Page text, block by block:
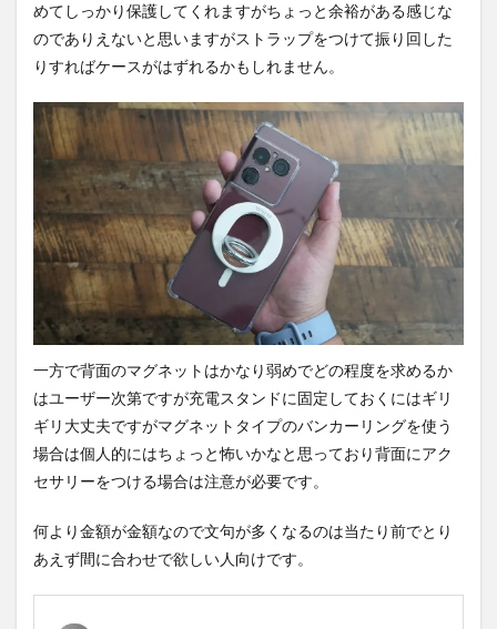
めてしっかり保護してくれますがちょっと余裕がある感じな
のでありえないと思いますがストラップをつけて振り回した
りすればケースがはずれるかもしれません。
一方で背面のマグネットはかなり弱めでどの程度を求めるか
はユーザー次第ですが充電スタンドに固定しておくにはギリ
ギリ大丈夫ですがマグネットタイプのバンカーリングを使う
場合は個人的にはちょっと怖いかなと思っており背面にアク
セサリーをつける場合は注意が必要です。
何より金額が金額なので文句が多くなるのは当たり前でとり
あえず間に合わせで欲しい人向けです。